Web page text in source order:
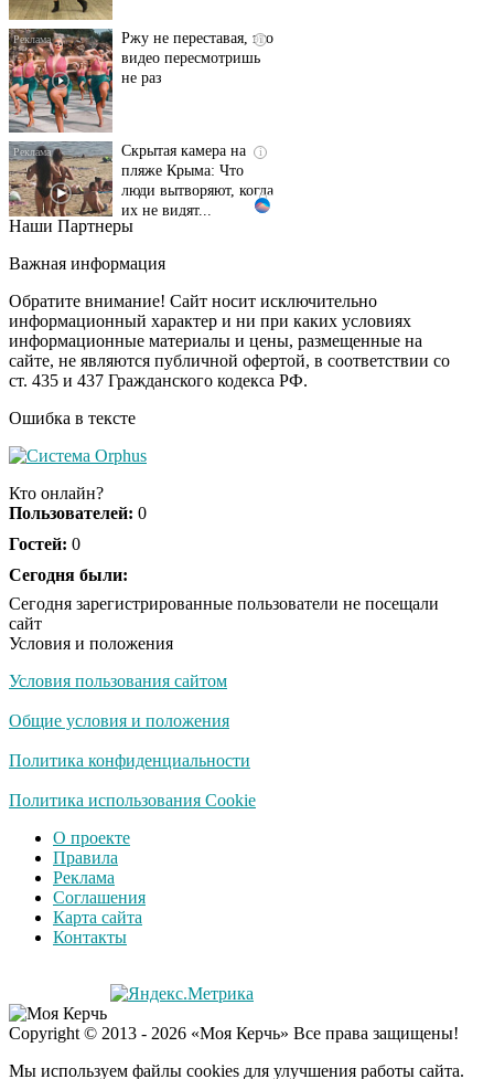
видео пересмотришь
не раз
пляже Крыма: Что
люди вытворяют, когда
их не видят...
Ролик длится
смеяться вы будете
долго
i
Королева вагона
отожгла! Видео не
оставит равнодушным
Экс-бойфренд дочери
Забывший о
Плющенко отправляет
Азербайджан
Наши Партнеры
Важная информация
Обратите внимание! Сайт носит исключительно
информационный характер и ни при каких условиях
информационные материалы и цены, размещенные на
сайте, не являются публичной офертой, в соответствии со
ст. 435 и 437 Гражданского кодекса РФ.
Ошибка в тексте
Кто онлайн?
Пользователей: 0
Гостей: 0
Сегодня были:
Сегодня зарегистрированные пользователи не посещали
сайт
Условия и положения
Условия пользования сайтом
Общие условия и положения
Политика конфиденциальности
Политика использования Cookie
О проекте
Правила
Реклама
Соглашения
Карта сайта
Контакты
Copyright © 2013 - 2026 «Моя Керчь» Все права защищены!
Мы используем файлы cookies для улучшения работы сайта.